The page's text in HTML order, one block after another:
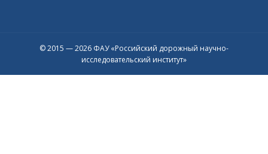
© 2015 — 2026 ФАУ «Российский дорожный научно-
исследовательский институт»